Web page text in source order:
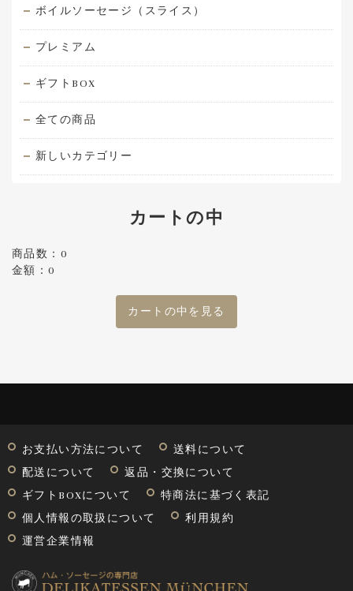
ボイルソーセージ（スライス）
プレミアム
ギフトBOX
全ての商品
新しいカテゴリー
カートの中
商品数：0
金額：0
カートの中を見る
お支払い方法について
送料について
配送について
返品・交換について
ギフトBOXについて
特商法に基づく表記
個人情報の取扱について
利用規約
運営企業情報